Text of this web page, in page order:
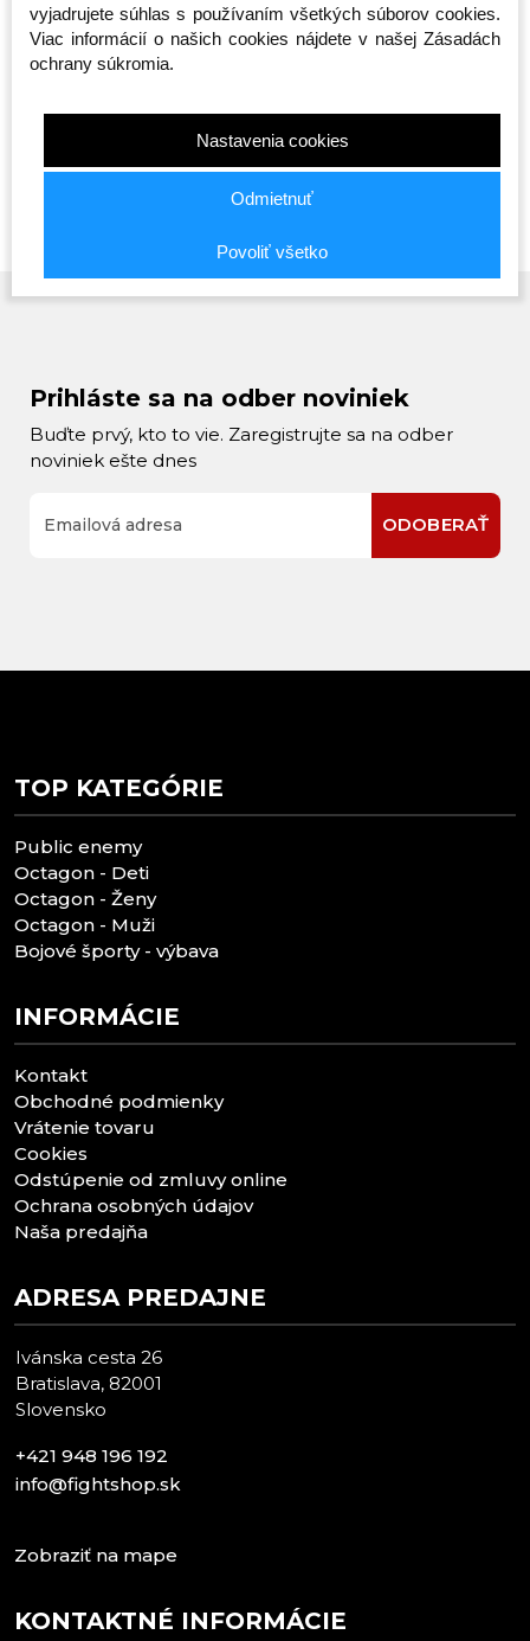
Športová taška -
Octagon - Predátor 2v1
(Batoh)
Skladom
65,00 €
Taška cez rameno -
Octagon - Sportswear
20,00 €
Smash -
19,00 €
Prihláste sa na odber noviniek
Buďte prvý, kto to vie. Zaregistrujte sa na odber
noviniek ešte dnes
ODOBERAŤ
TOP KATEGÓRIE
Public enemy
Octagon - Deti
Octagon - Ženy
Octagon - Muži
Bojové športy - výbava
INFORMÁCIE
Kontakt
Obchodné podmienky
Vrátenie tovaru
Cookies
Odstúpenie od zmluvy online
Ochrana osobných údajov
Naša predajňa
ADRESA PREDAJNE
Ivánska cesta 26
Bratislava, 82001
Slovensko
+421 948 196 192
info@fightshop.sk
Zobraziť na mape
KONTAKTNÉ INFORMÁCIE
vyjadrujete súhlas s používaním všetkých súborov cookies.
Viac informácií o našich cookies nájdete v našej Zásadách
ochrany súkromia.
Nastavenia cookies
Odmietnuť
Povoliť všetko